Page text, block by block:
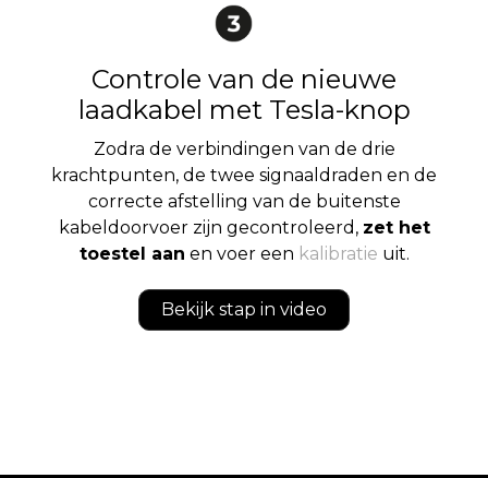
Controle van de nieuwe
laadkabel met Tesla-knop
Zodra de verbindingen van de drie
krachtpunten, de twee signaaldraden en de
correcte afstelling van de buitenste
kabeldoorvoer zijn gecontroleerd, zet het
toestel aan en voer een kalibratie uit.
Bekijk stap in video